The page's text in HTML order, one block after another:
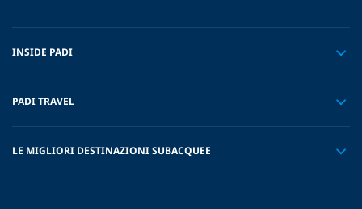
INSIDE PADI
PADI TRAVEL
LE MIGLIORI DESTINAZIONI SUBACQUEE